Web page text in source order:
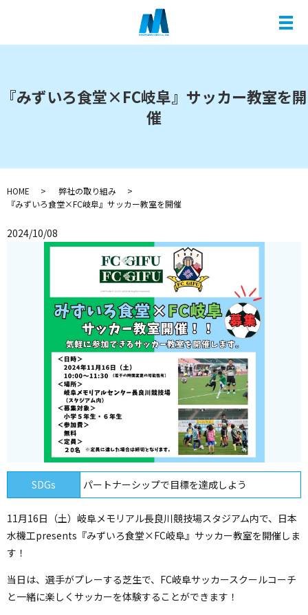
メ
『みずいろ食堂×FC岐阜』サッカー教室を開
催
HOME
弊社の取り組み
『みずいろ食堂×FC岐阜』サッカー教室を開催
2024/10/08
SDGs パートナーシップで目標を達成しよう
11月16日（土）岐阜メモリアル長良川競技場スタジアム内で、日本
水機工presents『みずいろ食堂×FC岐阜』サッカー教室を開催しま
す！
当日は、選手がプレーする芝生で、FC岐阜サッカースクールコーチ
と一緒に楽しくサッカーを体験することができます！